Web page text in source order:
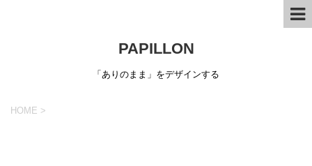
PAPILLON
「ありのまま」をデザインする
HOME >